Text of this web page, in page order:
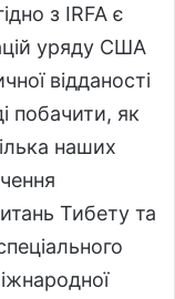
з IRFA є
уряду США
відданості
побачити, як
наших
Тибету та